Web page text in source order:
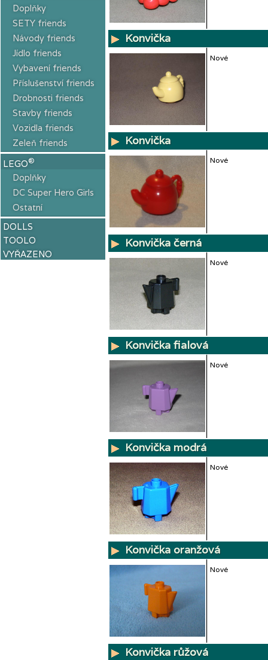
Doplňky
SETY friends
Návody friends
Jídlo friends
Vybavení friends
Příslušenství friends
Drobnosti friends
Stavby friends
Vozidla friends
Zeleň friends
LEGO®
Doplňky
DC Super Hero Girls
Ostatní
DOLLS
TOOLO
VYŘAZENO
Konvička
Nové
Konvička
Nové
Konvička černá
Nové
Konvička fialová
Nové
Konvička modrá
Nové
Konvička oranžová
Nové
Konvička růžová